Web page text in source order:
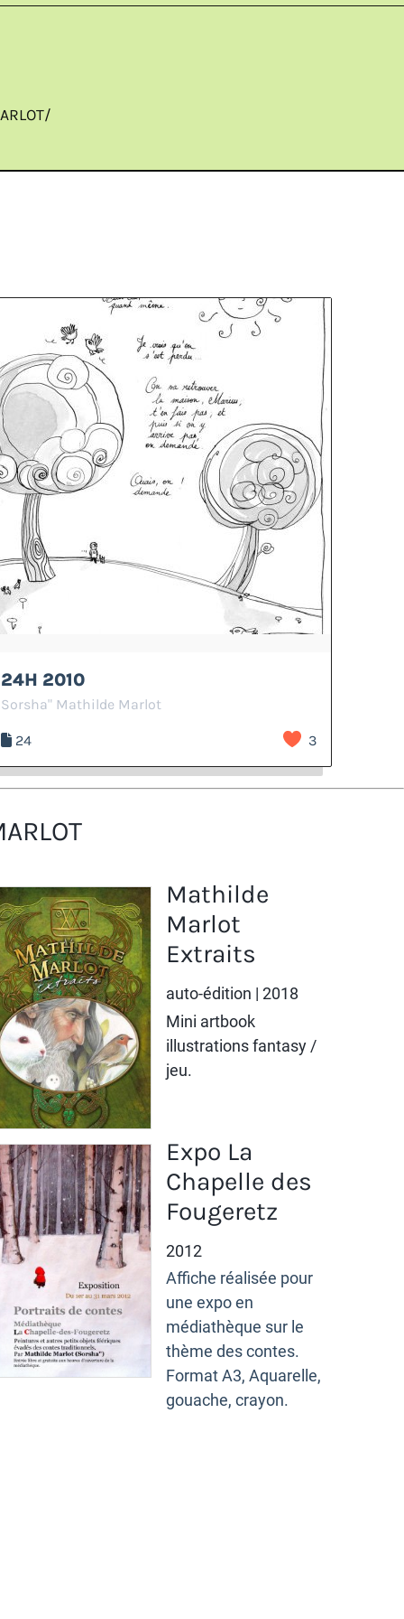
24H 2010
Sorsha" Mathilde Marlot
24 3
Mathilde
Marlot
Extraits
auto-édition | 2018
Mini artbook
illustrations fantasy /
jeu.
Expo La
Chapelle des
Fougeretz
2012
Affiche réalisée pour
une expo en
médiathèque sur le
thème des contes.
Format A3, Aquarelle,
gouache, crayon.